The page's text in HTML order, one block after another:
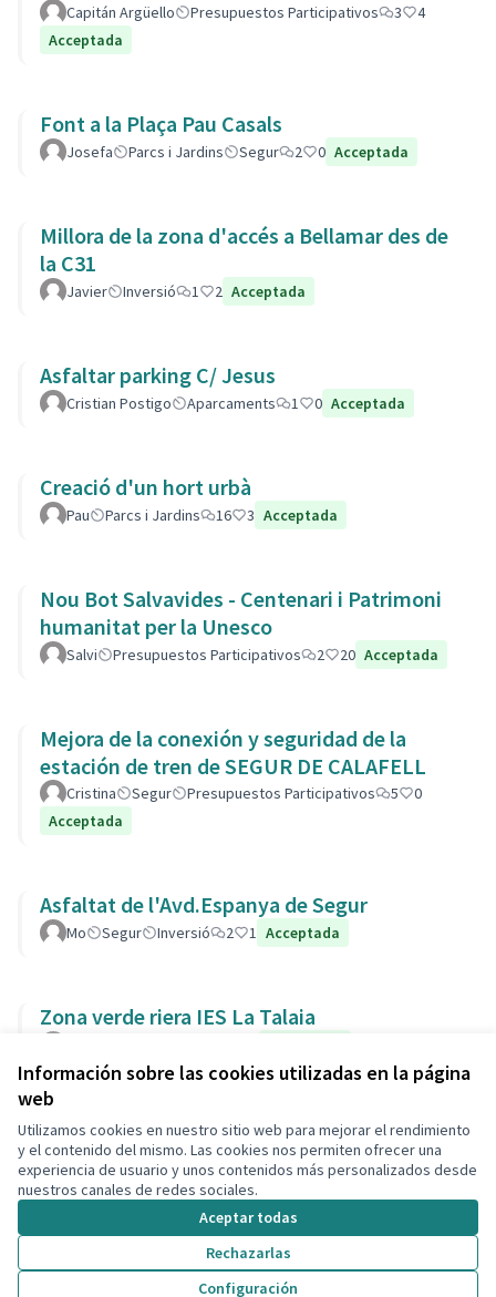
Información sobre las cookies utilizadas en la página
web
Utilizamos cookies en nuestro sitio web para mejorar el rendimiento
y el contenido del mismo. Las cookies nos permiten ofrecer una
experiencia de usuario y unos contenidos más personalizados desde
nuestros canales de redes sociales.
Aceptar todas
Rechazarlas
Configuración
Capitán Argüello Presupuestos Participativos 3
4
Acceptada
Font a la Plaça Pau Casals
Josefa Parcs i Jardins Segur 2 0 Acceptada
Millora de la zona d'accés a Bellamar des de
la C31
Javier Inversió 1 2 Acceptada
Asfaltar parking C/ Jesus
Cristian Postigo Aparcaments 1 0 Acceptada
Creació d'un hort urbà
Pau Parcs i Jardins 16 3 Acceptada
Nou Bot Salvavides - Centenari i Patrimoni
humanitat per la Unesco
Salvi Presupuestos Participativos 2 20 Acceptada
Mejora de la conexión y seguridad de la
estación de tren de SEGUR DE CALAFELL
Cristina Segur Presupuestos Participativos 5
0
Acceptada
Asfaltat de l'Avd.Espanya de Segur
Mo Segur Inversió 2 1 Acceptada
Zona verde riera IES La Talaia
Términos y condiciones de uso
Configuración de cookies
Decidim Calafell en X
(Enlace externo)
Decidim Calafell en Facebook
Decidim Calafell en YouTube
Decidim Calafell en GitHub
(Enlace externo)
Con licencia
(Enlace